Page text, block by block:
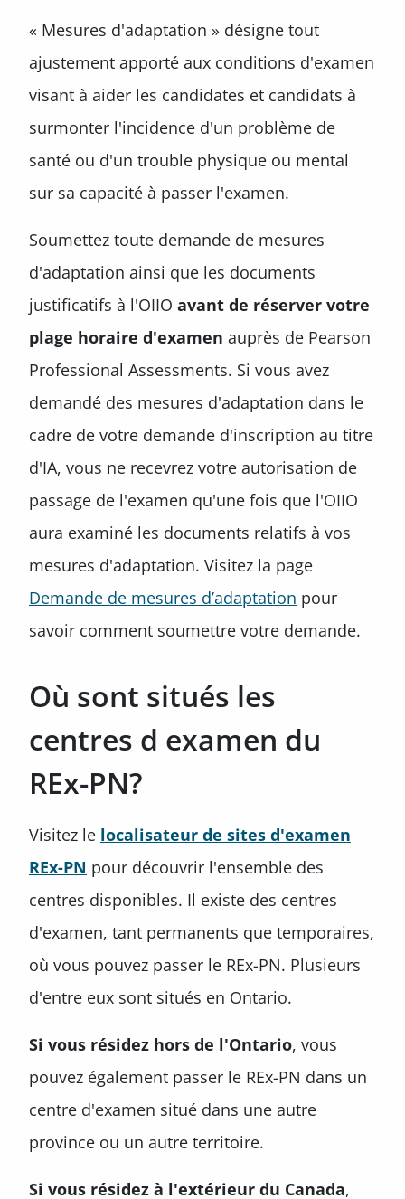
« Mesures d'adaptation » désigne tout
ajustement apporté aux conditions d'examen
visant à aider les candidates et candidats à
surmonter l'incidence d'un problème de
santé ou d'un trouble physique ou mental
sur sa capacité à passer l'examen.
Soumettez toute demande de mesures
d'adaptation ainsi que les documents
justificatifs à l'OIIO avant de réserver votre
plage horaire d'examen auprès de Pearson
Professional Assessments. Si vous avez
demandé des mesures d'adaptation dans le
cadre de votre demande d'inscription au titre
d'IA, vous ne recevrez votre autorisation de
passage de l'examen qu'une fois que l'OIIO
aura examiné les documents relatifs à vos
mesures d'adaptation. Visitez la page
Demande de mesures d’adaptation pour
savoir comment soumettre votre demande.
Où sont situés les
centres d examen du
REx-PN?
Visitez le localisateur de sites d'examen
REx-PN pour découvrir l'ensemble des
centres disponibles. Il existe des centres
d'examen, tant permanents que temporaires,
où vous pouvez passer le REx-PN. Plusieurs
d'entre eux sont situés en Ontario.
Si vous résidez hors de l'Ontario, vous
pouvez également passer le REx-PN dans un
centre d'examen situé dans une autre
province ou un autre territoire.
Si vous résidez à l'extérieur du Canada,